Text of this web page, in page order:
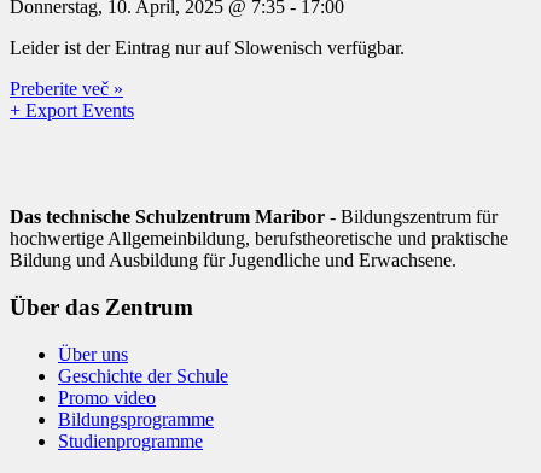
Donnerstag, 10. April, 2025 @ 7:35 - 17:00
Leider ist der Eintrag nur auf Slowenisch verfügbar.
Preberite več »
+ Export Events
Das technische Schulzentrum Maribor - Bildungszentrum für
hochwertige Allgemeinbildung, berufstheoretische und praktische
Bildung und Ausbildung für Jugendliche und Erwachsene.
Über das Zentrum
Über uns
Geschichte der Schule
Promo video
Bildungsprogramme
Studienprogramme